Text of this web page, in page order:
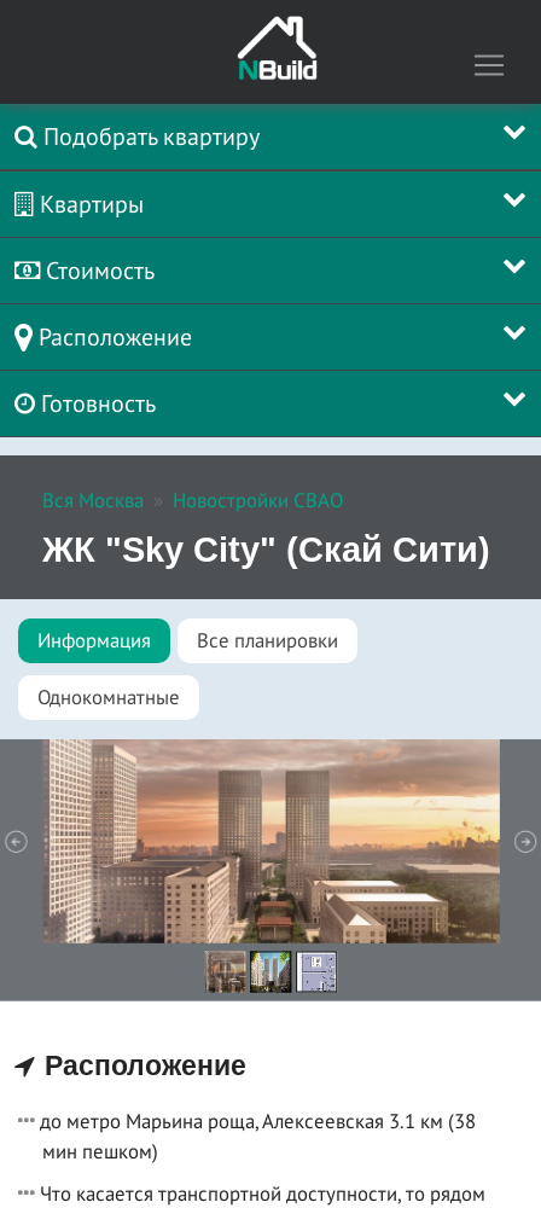
Подобрать квартиру
Квартиры
Стоимость
Расположение
Готовность
Вся Москва Новостройки СВАО
ЖК "Sky City" (Скай Сити)
Информация Все планировки
Однокомнатные
Расположение
до метро Марьина роща, Алексеевская 3.1 км (38
мин пешком)
Что касается транспортной доступности, то рядом